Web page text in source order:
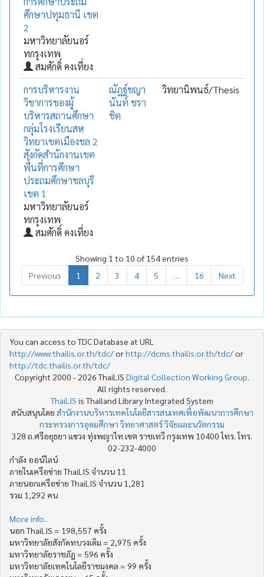
ศึกษาปทุมธานี เขต
2
มหาวิทยาลัยนอร์
ทกรุงเทพ
สมศักดิ์ คงเที่ยง
การบริหารงาน
วิชาการของผู้
บริหารสถานศึกษา
กลุ่มโรงเรียนสห
วิทยาเขตเมืองชล 2
สังกัดสำนักงานเขต
พื้นที่การศึกษา
ประถมศึกษาชลบุรี
เขต 1
มหาวิทยาลัยนอร์
ทกรุงเทพ
สมศักดิ์ คงเที่ยง
ณัฎฐ์ชญา
นันท์ ชรา
ชิต
วิทยานิพนธ์/Thesis
Showing 1 to 10 of 154 entries
Previous
1 2 3 4 5 16 Next
You can access to TDC Database at URL
http://www.thailis.or.th/tdc/orhttp://dcms.thailis.or.th/tdc/or
http://tdc.thailis.or.th/tdc/
Copyright 2000 - 2026 ThaiLIS Digital Collection Working Group
All rights reserved.
ThaiLIS is Thailand Library Integrated System
สนับสนุนโดย สำนักงานบริหารเทคโนโลยีสารสนเทศเพื่อพัฒนาการศึกษา
กระทรวงการอุดมศึกษา วิทยาศาสตร์ วิจัยและนวัตกรรม
328 ถ.ศรีอยุธยา แขวง ทุ่งพญาไท เขต ราชเทวี กรุงเทพ 10400 โทร. โทร.
02-232-4000
กำลัง ออน์ไลน์
ภายในเครือข่าย ThaiLIS จำนวน 11
ภายนอกเครือข่าย ThaiLIS จำนวน 1,281
รวม 1,292 คน
More info..
นอก ThaiLIS = 198,557 ครั้ง
มหาวิทยาลัยสังกัดทบวงเดิม = 2,975 ครั้ง
มหาวิทยาลัยราชภัฏ = 596 ครั้ง
มหาวิทยาลัยเทคโนโลยีราชมงคล = 99 ครั้ง